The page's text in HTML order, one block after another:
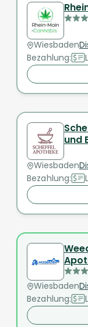
Wiesbaden
Bezahlung:
und
Wiesbaden
Bezahlung:
Wiesbaden
Bezahlung: